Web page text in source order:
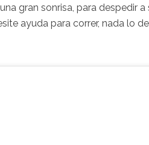
gran sonrisa, para despedir a
ayuda para correr, nada lo